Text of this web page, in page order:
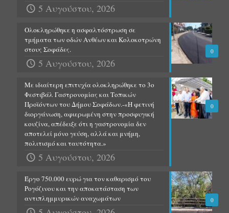
5 Αυγούστου, 2026
0
Ολοκληρώθηκε η ασφαλτόστρωση σε
τμήματα των οδών Ανθέων και Κολοκοτρώνη
στους Σοφάδες.
5 Αυγούστου, 2026
0
Με ιδιαίτερη επιτυχία ολοκληρώθηκε το 3ο
Φεστιβάλ Γαστρονομίας και Τοπικών
Προϊόντων του Δήμου Σοφάδων.-«Η φετινή
διοργάνωση, αφιερωμένη στην προσφυγική
κουζίνα, απέδειξε ότι η γαστρονομία δεν
αποτελεί μόνο γεύση, αλλά και μνήμη,
πολιτισμό και ταυτότητα.»
5 Αυγούστου, 2026
0
Έργο 750.000 ευρώ για τον καθαρισμό του
Ρογόζινου και την αποκατάσταση των
αντιπλημμυρικών αναχωμάτων